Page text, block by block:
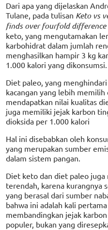
Dari apa yang dijelaskan
Tulane, pada tulisan Keto vs
finds over fourfold
keto, yang mengutamakan
karbohidrat dalam jumlah
menghasilkan hampir 3 kg
1.000 kalori yang dikonsumsi.
Diet paleo, yang
kacangan yang lebih memilih
mendapatkan nilai kualitas
juga memiliki jejak karbon
dioksida per 1.000 kalori
Hal ini disebabkan oleh
yang merupakan sumber
dalam sistem pangan.
Diet keto dan diet paleo
terendah, karena kurangnya
yang berasal dari sumber
bahwa ini adalah kali
membandingkan jejak
populer, bukan yang